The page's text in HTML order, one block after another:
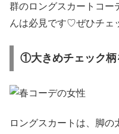
群のロングスカートコー
んは必見です♡ぜひチェ
①大きめチェック柄
ロングスカートは、脚